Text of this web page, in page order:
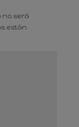
no será
están